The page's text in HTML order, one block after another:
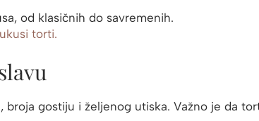
od klasičnih do savremenih.
ukusi torti.
gostiju i željenog utiska. Važno je da